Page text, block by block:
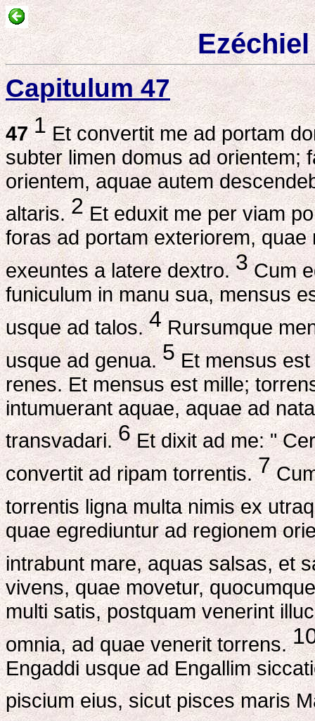
Capitulum 47
47 1Et convertit me ad portam
subter limen domus ad orientem;
orientem, aquae autem
altaris. 2Et eduxit me per viam
foras ad portam exteriorem,
exeuntes a latere dextro. 3Cum
funiculum in manu sua, mensus
usque ad talos.4Rursumque
usque ad genua.5Et mensus est
renes. Et mensus est mille;
intumuerant aquae, aquae ad
transvadari.6Et dixit ad me: "
convertit ad ripam torrentis.7
torrentis ligna multa nimis ex
quae egrediuntur ad regionem
intrabunt mare, aquas salsas, et
vivens, quae movetur,
multi satis, postquam venerint
omnia, ad quae venerit torrens.
Engaddi usque ad Engallim
piscium eius, sicut pisces maris